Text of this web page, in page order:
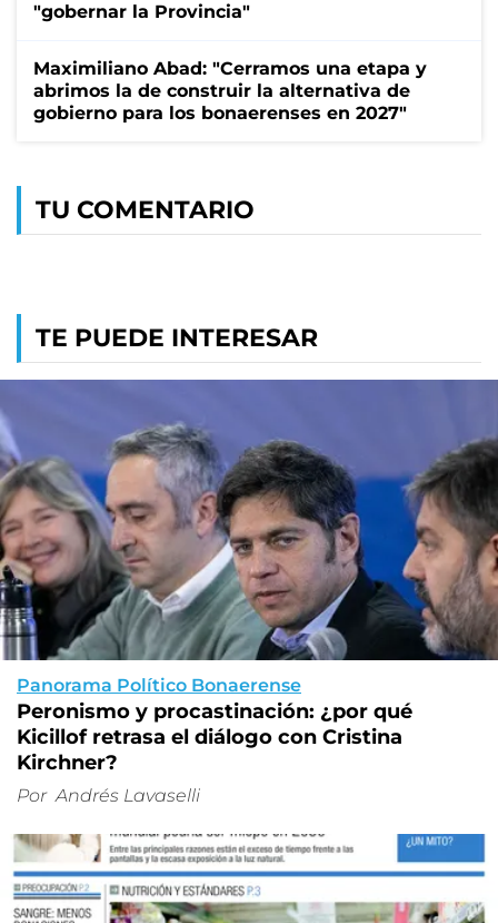
"gobernar la Provincia"
Maximiliano Abad: "Cerramos una etapa y
abrimos la de construir la alternativa de
gobierno para los bonaerenses en 2027"
TU COMENTARIO
TE PUEDE INTERESAR
Panorama Político Bonaerense
Peronismo y procastinación: ¿por qué
Kicillof retrasa el diálogo con Cristina
Kirchner?
Por Andrés Lavaselli